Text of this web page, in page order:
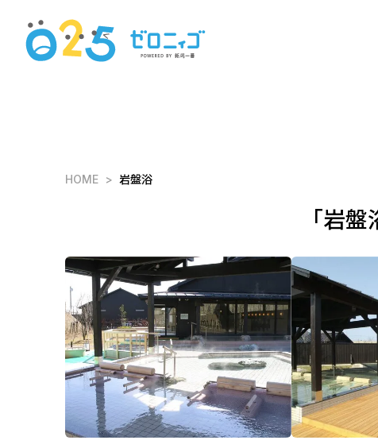
HOME 岩盤浴
「岩